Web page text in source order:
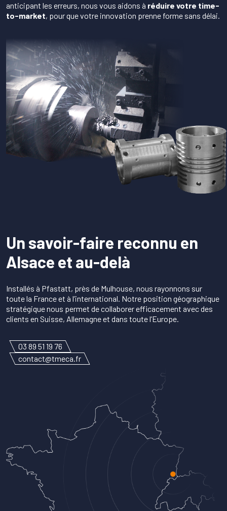
anticipant les erreurs, nous vous aidons à réduire votre time-
to-market, pour que votre innovation prenne forme sans délai.
Un savoir-faire reconnu en
Alsace et au-delà
Installés à Pfastatt, près de Mulhouse, nous rayonnons sur
toute la France et à l’international. Notre position géographique
stratégique nous permet de collaborer efficacement avec des
clients en Suisse, Allemagne et dans toute l’Europe.
03 89 51 19 76
contact@tmeca.fr